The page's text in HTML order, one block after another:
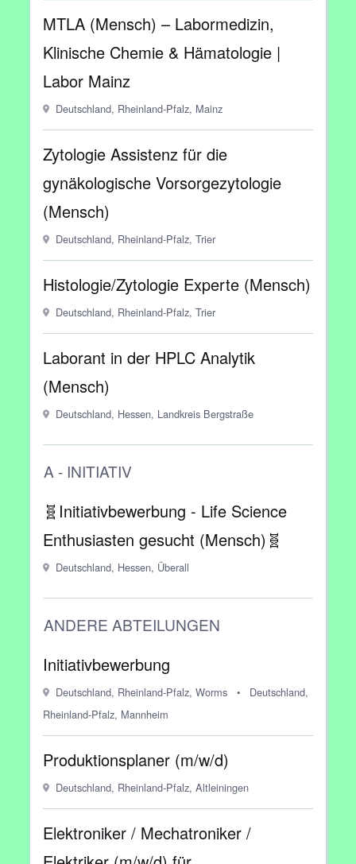
MTLA (Mensch) – Labormedizin,
Klinische Chemie & Hämatologie |
Labor Mainz
Deutschland, Rheinland-Pfalz, Mainz
Zytologie Assistenz für die
gynäkologische Vorsorgezytologie
(Mensch)
Deutschland, Rheinland-Pfalz, Trier
Histologie/Zytologie Experte (Mensch)
Deutschland, Rheinland-Pfalz, Trier
Laborant in der HPLC Analytik
(Mensch)
Deutschland, Hessen, Landkreis Bergstraße
A - INITIATIV
🧬Initiativbewerbung - Life Science
Enthusiasten gesucht (Mensch)🧬
Deutschland, Hessen, Überall
ANDERE ABTEILUNGEN
Initiativbewerbung
Deutschland, Rheinland-Pfalz, Worms •
Deutschland,
Rheinland-Pfalz, Mannheim
Produktionsplaner (m/w/d)
Deutschland, Rheinland-Pfalz, Altleiningen
Elektroniker / Mechatroniker /